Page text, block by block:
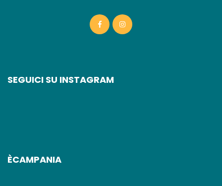
SEGUICI SU INSTAGRAM
ÈCAMPANIA